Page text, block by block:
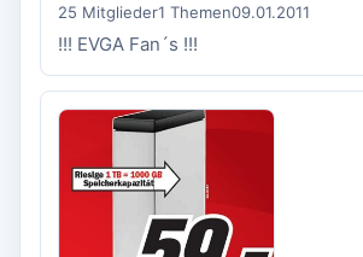
25 Mitglieder1 Themen09.01.2011
!!! EVGA Fan´s !!!